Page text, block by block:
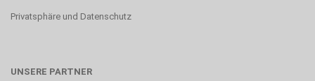
Privatsphäre und Datenschutz
UNSERE PARTNER